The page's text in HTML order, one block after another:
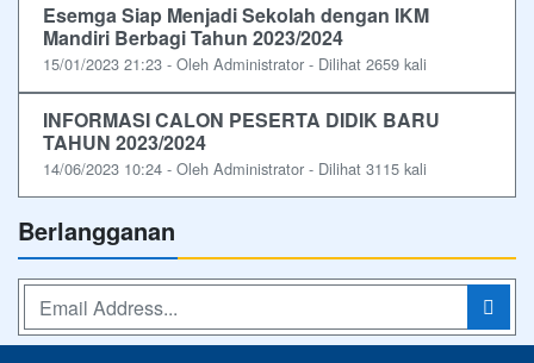
Esemga Siap Menjadi Sekolah dengan IKM
Mandiri Berbagi Tahun 2023/2024
15/01/2023 21:23 - Oleh Administrator - Dilihat 2659 kali
INFORMASI CALON PESERTA DIDIK BARU
TAHUN 2023/2024
14/06/2023 10:24 - Oleh Administrator - Dilihat 3115 kali
Berlangganan